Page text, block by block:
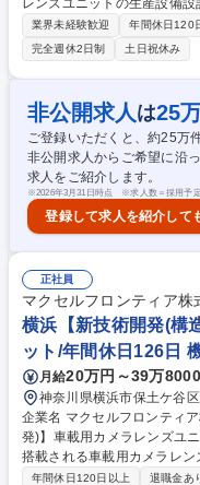
レンズユニットの生産設備
自動機の設計から、量産工
で、生産技術の幅広いフェーズに携わります
ダー・ステッピングモータ
設計／精密製品の組立治工
び立上支援／工程分析・統
張】年1～2回程度の頻度、
外赴任】将来的(入社2年目
募集職種 【横浜/生産技術（
ユニット
業界未経験歓迎 年間休日120
完全週休2日制
土日祝休み
非公開求人 は25
ご登録いただくと、約25万
非公開求人からご希望に沿
求人をご紹介します。
※2026年3月31日時点 ※求人数＝採用予
登録して求人を紹介して
正社員
マクセルフロンティア株
横浜【新技術開発(構
ット/年間休日126日
月給20万円～39万
神奈川県横浜市保土ケ谷区
企業名 マクセルフロンティア株式会社 求人名 横浜【
発)】車載用カメラレンズユニット/年間
搭載される車載用カメラレ
す。◆事業拡大に向けて他社
年間休日120日以上 退職金あ